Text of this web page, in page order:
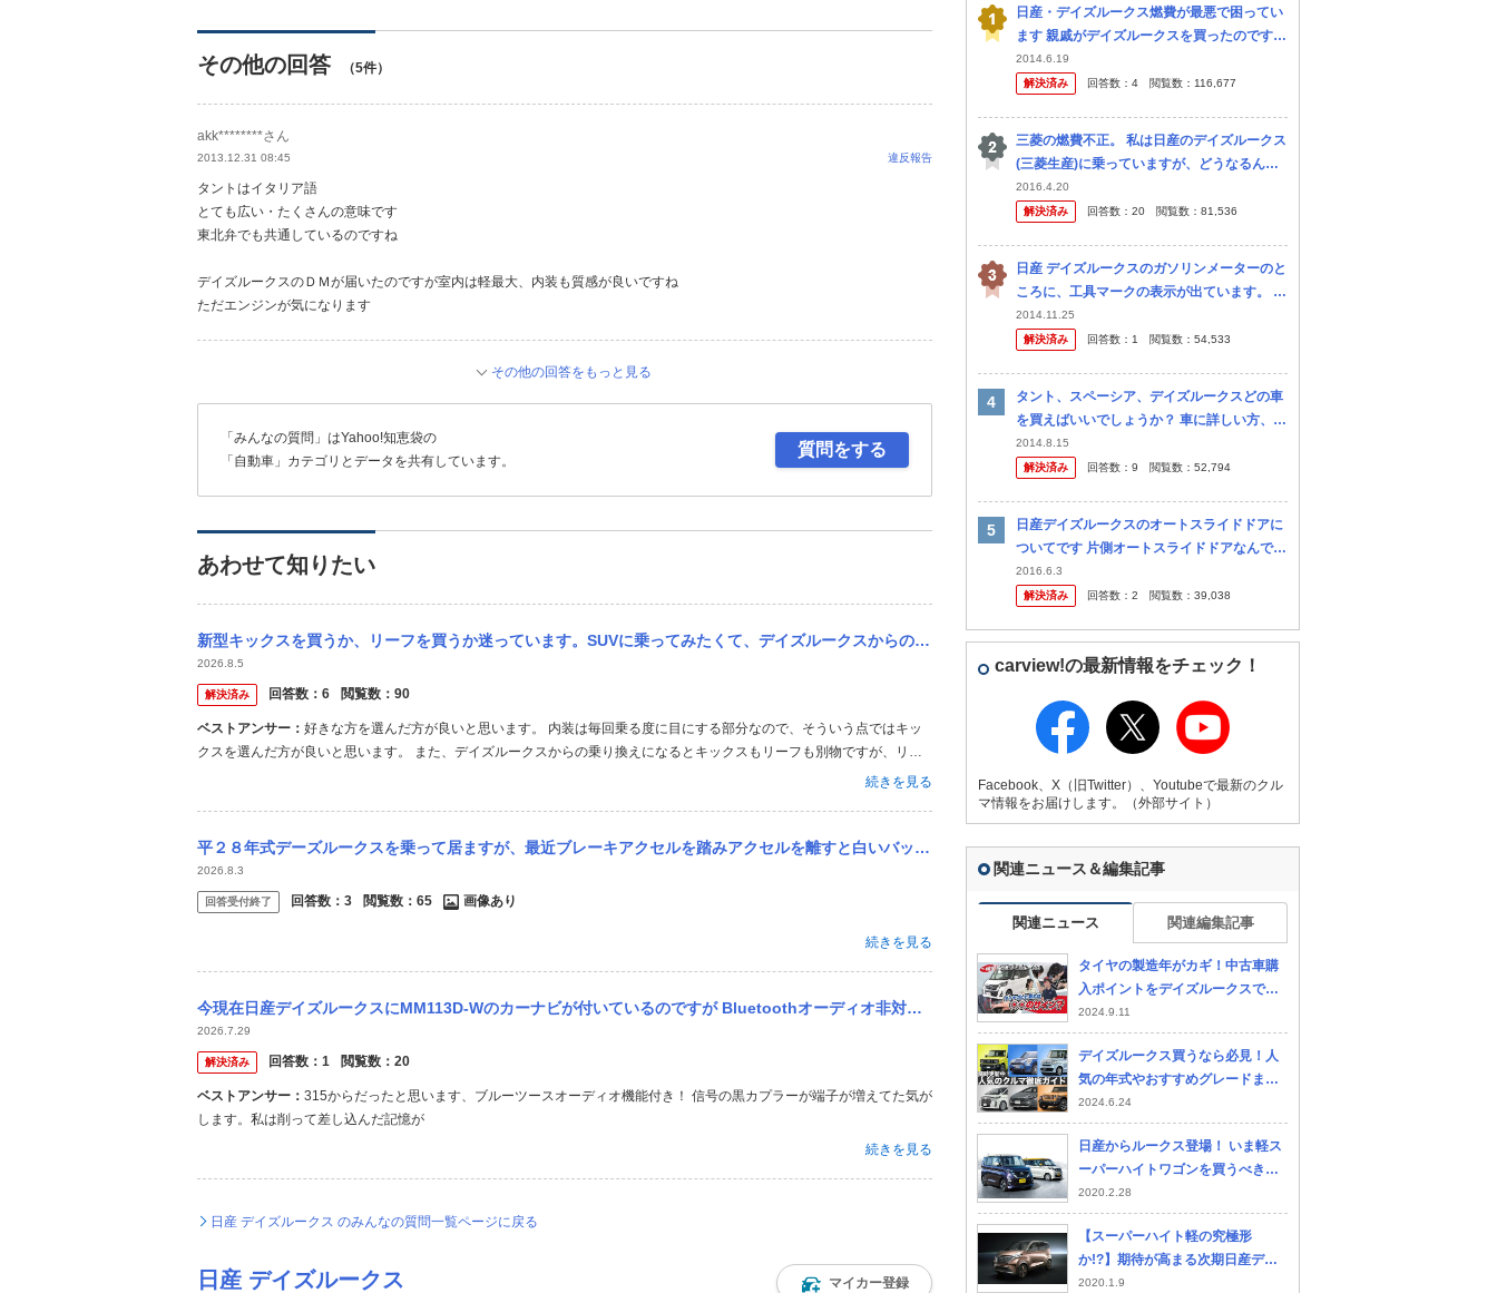
その他の回答 （5件）
akk********さん
2013.12.31 08:45 違反報告
タントはイタリア語
とても広い・たくさんの意味です
東北弁でも共通しているのですね
デイズルークスのＤＭが届いたのですが室内は軽最大、内装も質感が良いですね
ただエンジンが気になります
その他の回答をもっと見る
「みんなの質問」はYahoo!知恵袋の
「自動車」カテゴリとデータを共有しています。
質問をする
あわせて知りたい
新型キックスを買うか、リーフを買うか迷っています。SUVに乗ってみたくて、デイズルークスからの乗り換えです。試乗したところ、どちらも良くて迷っています。 内装はキックスが気に入ったのですが、機能...
2026.8.5
解決済み 回答数： 6 閲覧数： 90
ベストアンサー： 好きな方を選んだ方が良いと思います。 内装は毎回乗る度に目にする部分なので、そういう点ではキッ
クスを選んだ方が良いと思います。 また、デイズルークスからの乗り換えになるとキックスもリーフも別物ですが、リー
フは電気自動車で、キックスはハイブリッド車なので使い勝手は大きく異なります。 ガソリンからEVへの乗り換えは色々
続きを見る
平２８年式デーズルークスを乗って居ますが、最近ブレーキアクセルを踏みアクセルを離すと白いバッテリーマークが付きます。何故ですか？教えてください ※carview!から投稿された日産 デイズルーク...
2026.8.3
回答受付終了 回答数： 3 閲覧数： 65 画像あり
続きを見る
今現在日産デイズルークスにMM113D-Wのカーナビが付いているのですが Bluetoothオーディオ非対応なので MM316D-Wに交換しようと思ってるのですが、接続する配線やカプラの状態など...
2026.7.29
解決済み 回答数： 1 閲覧数： 20
ベストアンサー： 315からだったと思います、ブルーツースオーディオ機能付き！ 信号の黒カプラーが端子が増えてた気が
します。私は削って差し込んだ記憶が
続きを見る
日産 デイズルークス のみんなの質問一覧ページに戻る
日産 デイズルークス マイカー登録
日産・デイズルークス燃費が最悪で困ってい
ます 親戚がデイズルークスを買ったのです
が、それまで乗っていた古いプレオよりも燃
費が悪いらしく乗ってみましたが余りの燃費
2014.6.19
解決済み
回答数： 4 閲覧数： 116,677
三菱の燃費不正。 私は日産のデイズルークス
(三菱生産)に乗っていますが、どうなるんで
しょうか？ 生産販売中止なので保証とかの可
能性はありますか？
2016.4.20
解決済み
回答数： 20 閲覧数： 81,536
日産 デイズルークスのガソリンメーターのと
ころに、工具マークの表示が出ています。 ネ
ジ回しのこのマークは、どういう意味なので
しょうか？ よろしくお願いいたします。 nis
2014.11.25
解決済み
回答数： 1 閲覧数： 54,533
タント、スペーシア、デイズルークスどの車
を買えばいいでしょうか？ 車に詳しい方、す
でにいずれかお持ちの方教えてください。 現
在普通車(アベンシス)に乗っていますが増車
2014.8.15
解決済み
回答数： 9 閲覧数： 52,794
日産デイズルークスのオートスライドドアに
ついてです 片側オートスライドドアなんです
けど、ある日ふと気がついたら両方とも手動
になってました。 ドアの取っ手のところにボ
2016.6.3
解決済み
回答数： 2 閲覧数： 39,038
carview!の最新情報をチェック！
Facebook、X（旧Twitter）、Youtubeで最新のクル
マ情報をお届けします。（外部サイト）
関連ニュース＆編集記事
関連ニュース 関連編集記事
タイヤの製造年がカギ！中古車購
入ポイントをデイズルークスでチ
ェック！【グー鑑定団 ＃12】
2024.9.11
デイズルークス買うなら必見！人
気の年式やおすすめグレードまで
【人気のクルマ中古購入ガイド】
2024.6.24
日産からルークス登場！ いま軽ス
ーパーハイトワゴンを買うべき、
たった一つの理由とは？
2020.2.28
【スーパーハイト軽の究極形
か!?】期待が高まる次期日産デイ
ズルークス衝撃の中身を徹底予測
2020.1.9